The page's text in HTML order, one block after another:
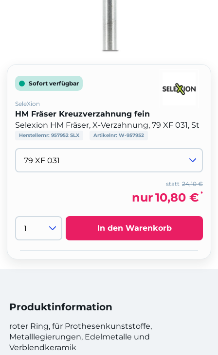
Sofort verfügbar
SeleXion
HM Fräser Kreuzverzahnung fein
Selexion HM Fräser, X-Verzahnung, 79 XF 031, St
Herstellernr: 957952 SLX Artikelnr: W-957952
24,10 €
statt
nur10,80 € *
In den Warenkorb
Produktinformation
roter Ring, für Prothesenkunststoffe,
Metalllegierungen, Edelmetalle und
Verblendkeramik